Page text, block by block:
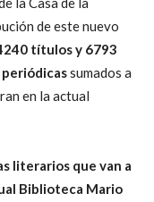
de este nuevo
títulos y 6793
sumados a
en la actual
literarios que van a
Biblioteca Mario